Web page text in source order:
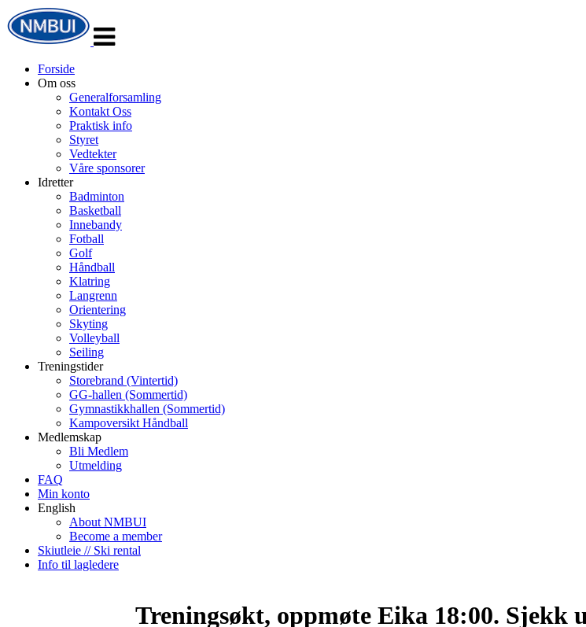
navigasjon
Forside
Om oss
Generalforsamling
Kontakt Oss
Praktisk info
Styret
Vedtekter
Våre sponsorer
Idretter
Badminton
Basketball
Innebandy
Fotball
Golf
Håndball
Klatring
Langrenn
Orientering
Skyting
Volleyball
Seiling
Treningstider
Storebrand (Vintertid)
GG-hallen (Sommertid)
Gymnastikkhallen (Sommertid)
Kampoversikt Håndball
Medlemskap
Bli Medlem
Utmelding
FAQ
Min konto
English
About NMBUI
Become a member
Skiutleie // Ski rental
Info til lagledere
Treningsøkt, oppmøte Eika 18:00. Sjekk